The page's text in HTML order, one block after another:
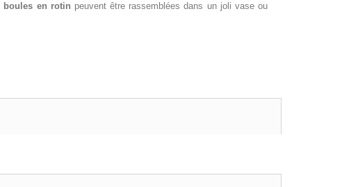
boules en rotin peuvent être rassemblées dans un joli vase ou